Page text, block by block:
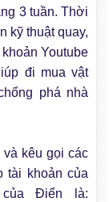
3 tuần. Thời
kỹ thuật quay,
Youtube
đi mua vật
phá nhà
kêu gọi các
tài khoản của
Điển là: